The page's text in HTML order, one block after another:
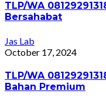
TLP/WA
Bersahabat
Jas Lab
October 17, 2024
TLP/WA
Bahan Premium